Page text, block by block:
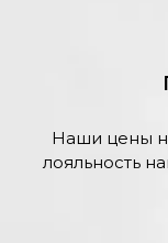
Наши цены
лояльность